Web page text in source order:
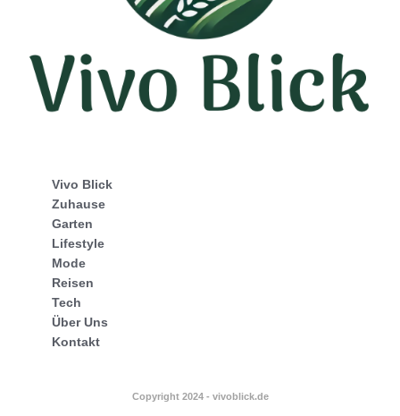
Vivo Blick
Zuhause
Garten
Lifestyle
Mode
Reisen
Tech
Über Uns
Kontakt
Copyright 2024 - vivoblick.de